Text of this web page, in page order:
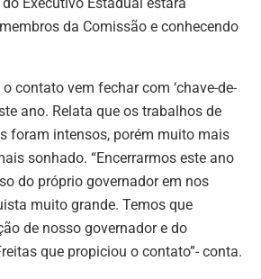
da Comissão e conhecendo
contato vem fechar com ‘chave-de-
ano. Relata que os trabalhos de
foram intensos, porém muito mais
sonhado. “Encerrarmos este ano
do próprio governador em nos
muito grande. Temos que
de nosso governador e do
que propiciou o contato”- conta.